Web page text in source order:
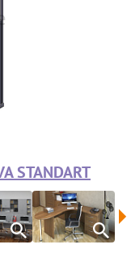
STANDART